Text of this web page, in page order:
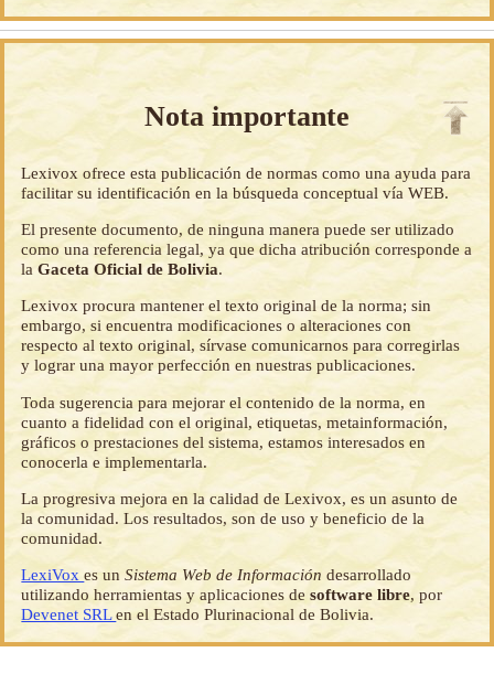
Nota importante
Lexivox ofrece esta publicación de normas como una ayuda para
facilitar su identificación en la búsqueda conceptual vía WEB.
El presente documento, de ninguna manera puede ser utilizado
como una referencia legal, ya que dicha atribución corresponde a
laGaceta Oficial de Bolivia.
Lexivox procura mantener el texto original de la norma; sin
embargo, si encuentra modificaciones o alteraciones con
respecto al texto original, sírvase comunicarnos para corregirlas
y lograr una mayor perfección en nuestras publicaciones.
Toda sugerencia para mejorar el contenido de la norma, en
cuanto a fidelidad con el original, etiquetas, metainformación,
gráficos o prestaciones del sistema, estamos interesados en
conocerla e implementarla.
La progresiva mejora en la calidad de Lexivox, es un asunto de
la comunidad. Los resultados, son de uso y beneficio de la
comunidad.
LexiVoxes unSistema Web de Información desarrollado
utilizando herramientas y aplicaciones desoftware libre, por
Devenet SRLen el Estado Plurinacional de Bolivia.